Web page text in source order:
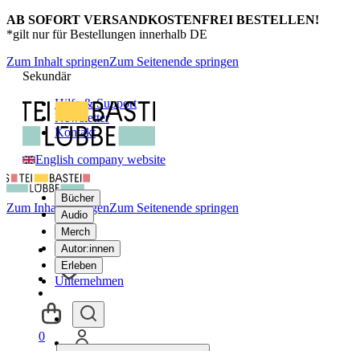
AB SOFORT VERSANDKOSTENFREI BESTELLEN!
*gilt nur für Bestellungen innerhalb DE
Zum Inhalt springenZum Seitenende springen
Sekundär
Hilfe & Support
Newsletter
Kontakt
English company website
Bücher
Audio
Merch
Autor:innen
Erleben
Unternehmen
Zum Inhalt springenZum Seitenende springen
0